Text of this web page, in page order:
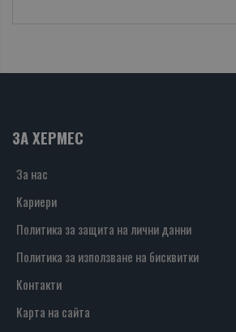
ЗА ХЕРМЕС
За нас
Кариери
Политика за защита на лични данни
Политика за използване на бисквитки
Контакти
Карта на сайта